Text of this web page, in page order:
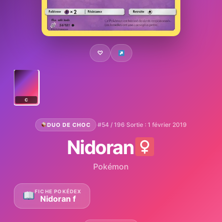
♡
C
DUO DE CHOC ·#54 / 196·Sortie : 1 février 2019
Nidoran
Pokémon
FICHE POKÉDEX
Nidoran f